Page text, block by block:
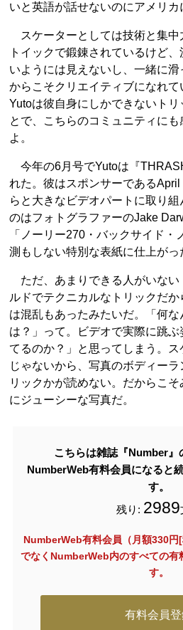
いと英語が話せないのにアメリカ
スケーターとしては技術と集中
トイックで鍛錬されているけど
いようには見えないし、一緒に
からこそクリエイティブになれて
Yutoは彼自身にしかできないトリ
とで、こちらのコミュニティに
よ。
今年の6月号でYutoは『
れた。彼はスポンサーである
らと大きなビデオパートに取り
のはフォトグラファーのJake
「ノーリー270・バックサイド
測もしない特別な表紙に仕上がっ
ただ、あまりできる人がいない
ルドでテクニカルなトリックだ
は混乱もあったみたいだ。「何
は？」って。ビデオで実際に跳
てるのか？」と思ってしまう。
じゃないから、写真のボディー
リックかが読めない。だからこ
にジューシーな写真だ。
こちらは雑誌『Number』
NumberWeb有料会員になると
す。
残り: 2989
NumberWeb有料会員（月額330円
でなく NumberWeb内のすべての有
す。
有料会員